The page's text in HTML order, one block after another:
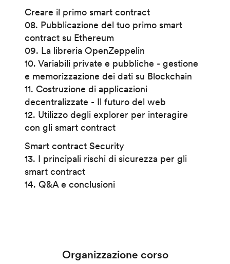
Creare il primo smart contract
08. Pubblicazione del tuo primo smart
contract su Ethereum
09. La libreria OpenZeppelin
10. Variabili private e pubbliche - gestione
e memorizzazione dei dati su Blockchain
11. Costruzione di applicazioni
decentralizzate - Il futuro del web
12. Utilizzo degli explorer per interagire
con gli smart contract
Smart contract Security
13. I principali rischi di sicurezza per gli
smart contract
14. Q&A e conclusioni
Organizzazione corso